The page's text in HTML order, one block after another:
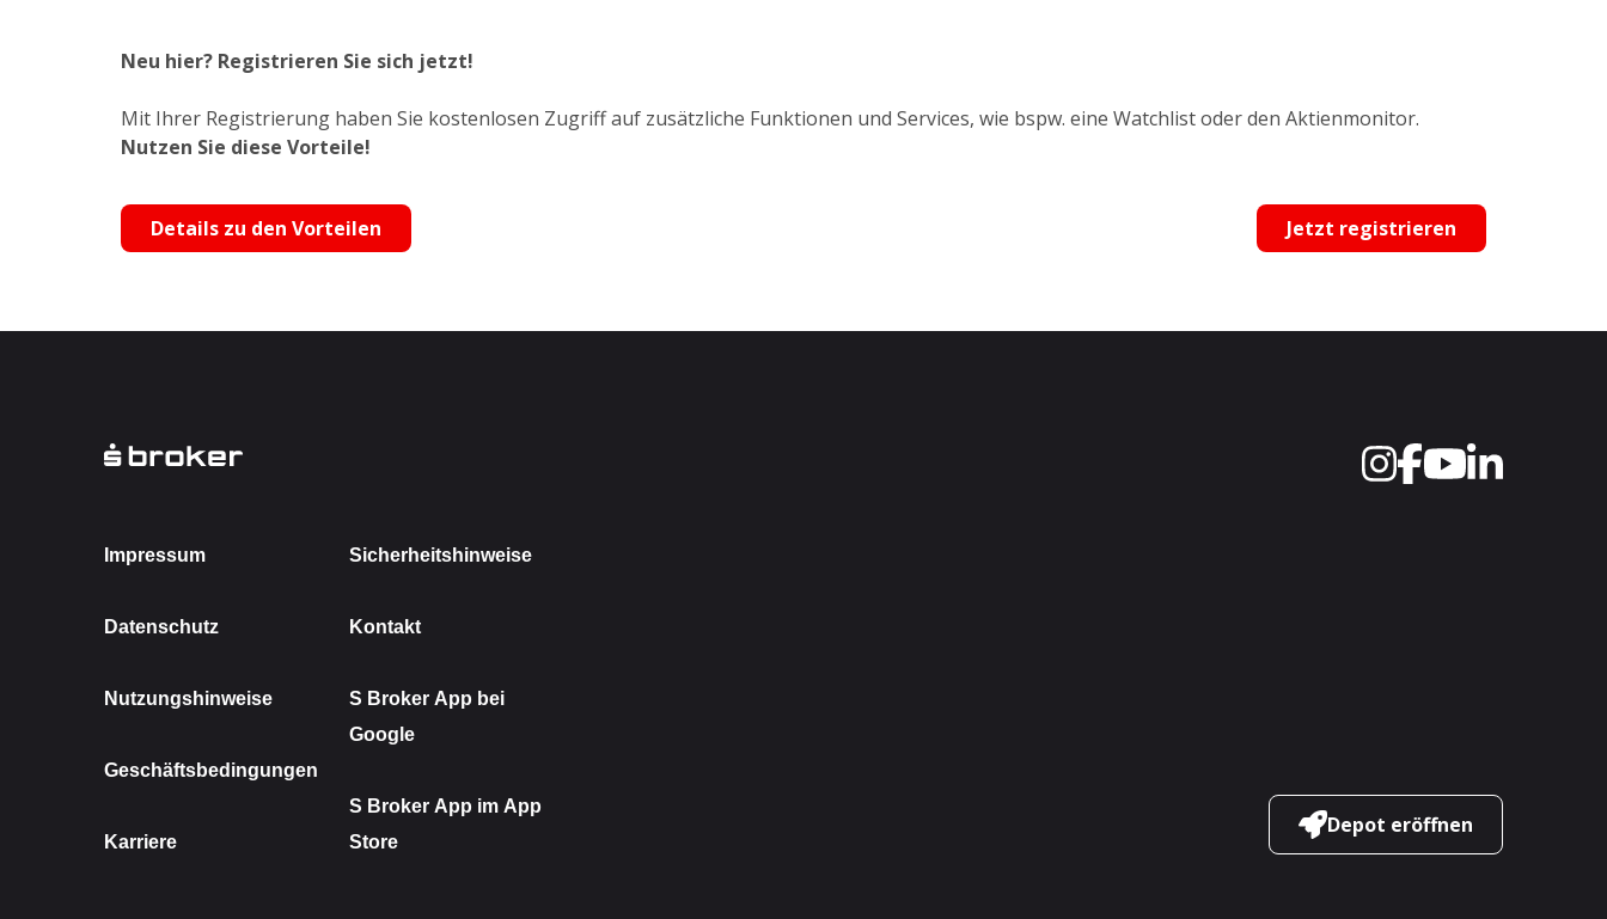
Neu hier? Registrieren Sie sich jetzt!
Mit Ihrer Registrierung haben Sie kostenlosen Zugriff auf zusätzliche Funktionen und Services, wie bspw. eine Watchlist oder den Aktienmonitor.
Nutzen Sie diese Vorteile!
Details zu den Vorteilen Jetzt registrieren